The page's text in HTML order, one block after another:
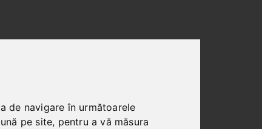
de navigare în următoarele
pe site, pentru a vă măsura